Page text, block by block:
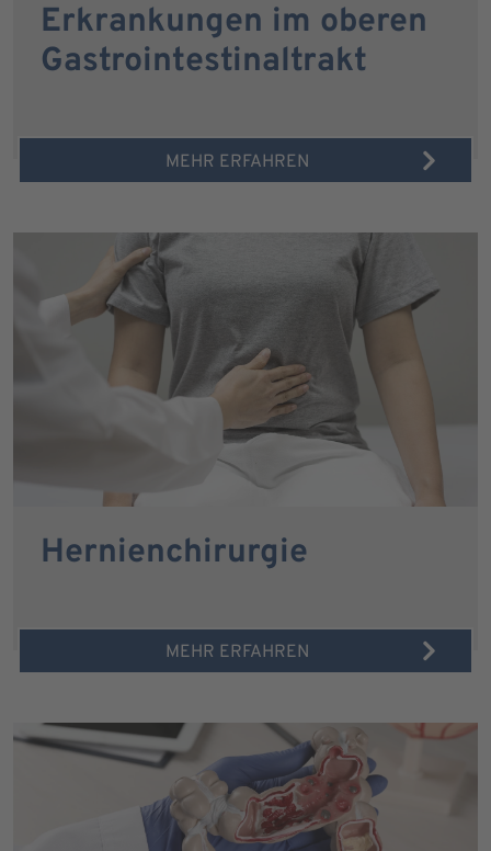
Erkrankungen im oberen
Gastrointestinaltrakt
MEHR ERFAHREN
Hernienchirurgie
MEHR ERFAHREN